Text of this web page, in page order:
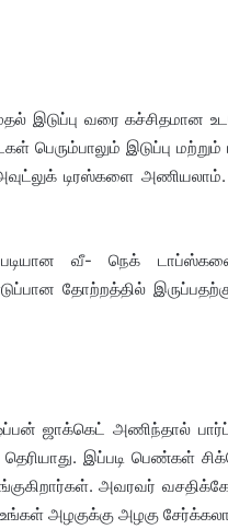
இடுப்பு வரை கச்சிதமான
பெரும்பாலும் இடுப்பு
டிரஸ்களை
வீ- நெக்
தோற்றத்தில்
ஜாக்கெட் அணிந்தால்
தெரியாது. இப்படி பெண்கள்
அவரவர்
அழகுக்கு அழகு